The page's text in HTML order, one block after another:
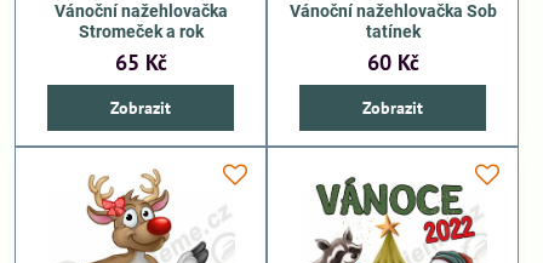
Vánoční nažehlovačka
Stromeček a rok
65 Kč
Zobrazit
Vánoční nažehlovačka Sob
tatínek
60 Kč
Zobrazit